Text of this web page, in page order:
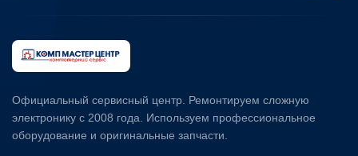
Официальный сервисный центр. Ремонтируем сложную
электронику с 2008 года. Используем профессиональное
оборудование и оригинальные запчасти.